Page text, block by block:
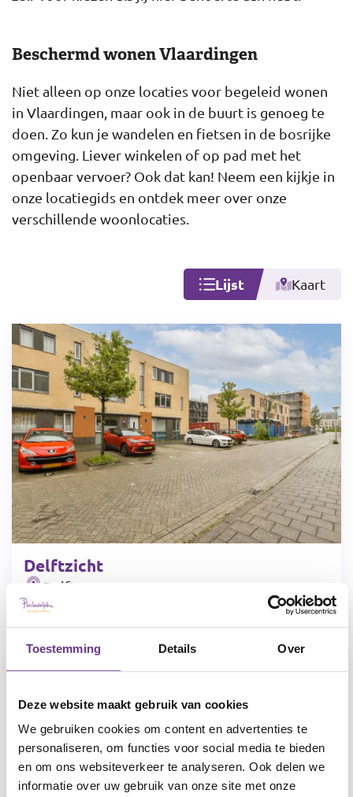
Toestemming Details Over
Deze website maakt gebruik van cookies
We gebruiken cookies om content en advertenties te
personaliseren, om functies voor social media te bieden
en om ons websiteverkeer te analyseren. Ook delen we
informatie over uw gebruik van onze site met onze
Beschermd wonen Vlaardingen
Niet alleen op onze locaties voor begeleid wonen
in Vlaardingen, maar ook in de buurt is genoeg te
doen. Zo kun je wandelen en fietsen in de bosrijke
omgeving. Liever winkelen of op pad met het
openbaar vervoer? Ook dat kan! Neem een kijkje in
onze locatiegids en ontdek meer over onze
verschillende woonlocaties.
Lijst Kaart
Delftzicht
Delft
Verstandelijke beperking